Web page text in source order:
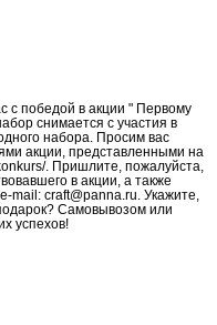
с победой в акции " Первому
снимается с участия в
набора. Просим вас
акции, представленными на
. Пришлите, пожалуйста,
в акции, а также
mail: craft@panna.ru. Укажите,
Самовывозом или
успехов!